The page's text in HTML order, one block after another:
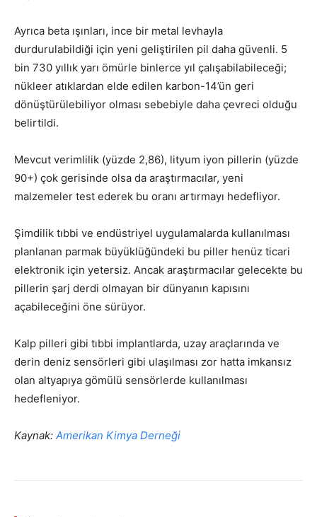
Ayrıca beta ışınları, ince bir metal levhayla
durdurulabildiği için yeni geliştirilen pil daha güvenli. 5
bin 730 yıllık yarı ömürle binlerce yıl çalışabilabileceği;
nükleer atıklardan elde edilen karbon-14’ün geri
dönüştürülebiliyor olması sebebiyle daha çevreci olduğu
belirtildi.
Mevcut verimlilik (yüzde 2,86), lityum iyon pillerin (yüzde
90+) çok gerisinde olsa da araştırmacılar, yeni
malzemeler test ederek bu oranı artırmayı hedefliyor.
Şimdilik tıbbi ve endüstriyel uygulamalarda kullanılması
planlanan parmak büyüklüğündeki bu piller henüz ticari
elektronik için yetersiz. Ancak araştırmacılar gelecekte bu
pillerin şarj derdi olmayan bir dünyanın kapısını
açabileceğini öne sürüyor.
Kalp pilleri gibi tıbbi implantlarda, uzay araçlarında ve
derin deniz sensörleri gibi ulaşılması zor hatta imkansız
olan altyapıya gömülü sensörlerde kullanılması
hedefleniyor.
Kaynak: Amerikan Kimya Derneği